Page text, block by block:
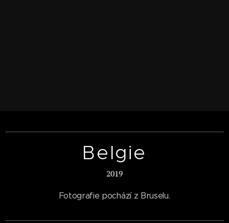
Belgie
2019
Fotografie pochází z Bruselu.